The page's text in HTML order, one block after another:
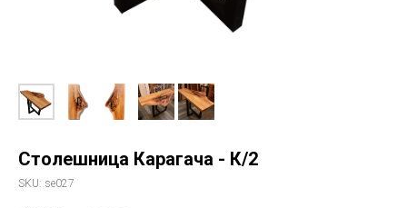
Столешница Карагача - К/2
SKU: se027